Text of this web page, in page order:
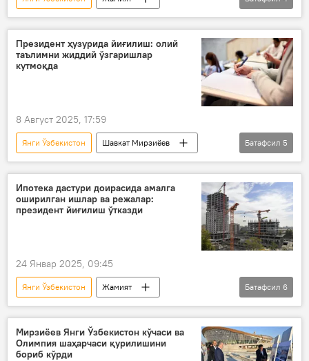
Ўзбекистон
Шавкат Мирзиёев
табрик байрам
Президент ҳузурида йиғилиш: олий
таълимни жиддий ўзгаришлар
кутмоқда
8 Август 2025, 17:59
Янги Ўзбекистон
Шавкат Мирзиёев
олий таълим муассасалари
ОТМ
Жамият
Батафсил 5
Ипотека дастури доирасида амалга
оширилган ишлар ва режалар:
президент йиғилиш ўтказди
24 Январ 2025, 09:45
Янги Ўзбекистон
Жамият
Ўзбекистон
Шавкат Мирзиёев
ипотека
уй
янги уйлар
кўп квартирали уйлар
қурилиш
Батафсил 6
Мирзиёев Янги Ўзбекистон кўчаси ва
Олимпия шаҳарчаси қурилишини
бориб кўрди